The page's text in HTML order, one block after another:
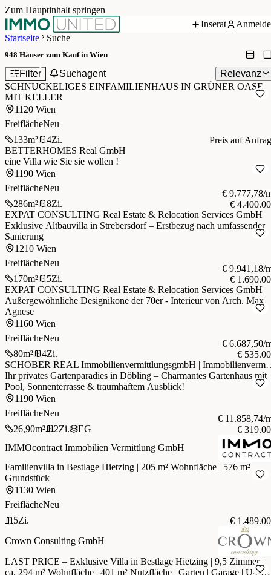
Zum Hauptinhalt springen
Inserat
Startseite
Suche
948 Häuser zum Kauf in Wien
Filter2 Suchagent
Relevanz
SCHNUCKELIGES EINFAMILIENHAUS IN GRÜNER OASE
MIT KELLER
1120 Wien
FreiflächeNeu
133m² 4Zi.
Preis auf
BETTERHOMES Real GmbH
eine Villa wie Sie sie wollen !
1190 Wien
FreiflächeNeu
286m² 8Zi.
€ 9.777,78/
€
EXPAT CONSULTING Real Estate & Relocation Services GmbH
Exklusive Altbauvilla in Strebersdorf – Erstbezug nach umfassender
Sanierung
1210 Wien
FreiflächeNeu
170m² 5Zi.
€ 9.941,18/
€
EXPAT CONSULTING Real Estate & Relocation Services GmbH
Außergewöhnliche Designikone der 70er - Interieur von Arch. Max
Agnese
1160 Wien
FreiflächeNeu
80m² 4Zi.
€ 6.687,50/
€
SCHOBER REAL
Ihr privates Gartenparadies in Döbling – Charmantes Gartenhaus mit
Pool, Sonnenterrasse & traumhaftem Ausblick!
1190 Wien
FreiflächeNeu
26,90m² 2Zi. EG
€ 11.858,74/
€
IMMOcontract Immobilien Vermittlung GmbH
Familienvilla in Bestlage Hietzing | 205 m² Wohnfläche | 576 m²
Grundstück
1130 Wien
FreiflächeNeu
5Zi.
€
Crown Consulting GmbH
LAST PRICE – Exklusive Villa in Bestlage Hietzing | 9,5 Zimmer |
ca. 294 m² Wohnfläche | 401 m² Nutzfläche | Garten | Garage | U4-